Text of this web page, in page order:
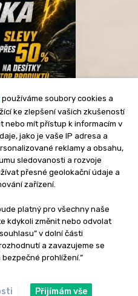
používáme soubory cookies a
ke zlepšení vašich zkušeností
nebo mít přístup k informacím v
jako je vaše IP adresa a
reklamy a obsahu,
sledovanosti a rozvoje
přesné geolokační údaje a
zařízení.
platný pro všechny naše
kdykoli změnit nebo odvolat
v dolní části
a zavazujeme se
prohlížení.”
Přijímám vše